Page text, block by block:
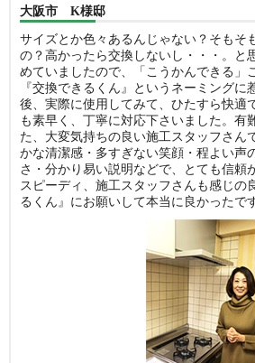
大阪市 K様邸
サイズとか色々あるんじゃない？そもそ
の？高かったら交換しないし・・・。と
めていましたので、「こうかんできる」
『交換できるくん』というネーミングに
後、実際に使用してみて、ひたすら快適
も素早く、丁寧に対応下さいました。有
た、大変気持ちの良い施工スタッフさん
かな清潔感・多すぎない笑顔・程よい声
さ・分かり易い説明などで、とても信頼
スピーディ、施工スタッフさんも感じの
るくん』にお願いして本当に良かったで